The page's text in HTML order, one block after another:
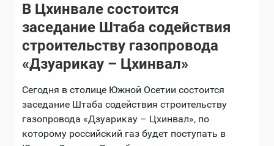
В Цхинвале состоится
заседание Штаба содействия
строительству газопровода
«Дзуарикау – Цхинвал»
Сегодня в столице Южной Осетии состоится
заседание Штаба содействия строительству
газопровода «Дзуарикау – Цхинвал», по
которому российский газ будет поступать в